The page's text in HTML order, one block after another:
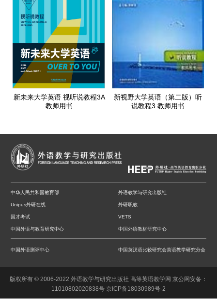
新未来大学英语 视听说教程3A
教师用书
新视野大学英语（第二版）听
说教程3 教师用书
中华人民共和国教育部 外语教学与研究出版社
Unipus外研在线 外研职教
国才考试 VETS
中国外语与教育研究中心 中国外语教材研究中心
中国外语测评中心 中国英汉语比较研究会英语教学研究分会
版权所有 © 2006-2022 外语教学与研究出版社 高等英语教学网 京公网安备：
11010802020838号 京ICP备18030989号-2